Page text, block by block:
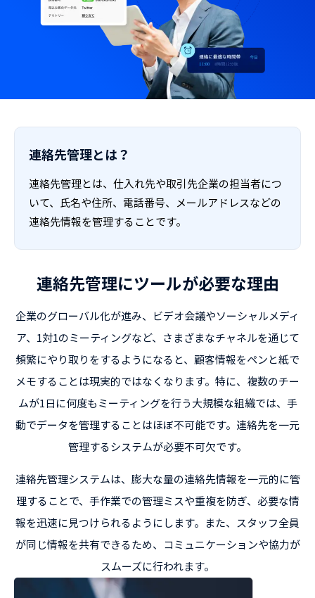
連絡先管理とは？
連絡先管理とは、仕入れ先や取引先企業の担当者につ
いて、氏名や住所、電話番号、メールアドレスなどの
連絡先情報を管理することです。
連絡先管理にツールが必要な理由
企業のグローバル化が進み、ビデオ会議やソーシャルメディ
ア、1対1のミーティングなど、さまざまなチャネルを通じて
頻繁にやり取りをするようになると、顧客情報をペンと紙で
メモすることは現実的ではなくなります。特に、複数のチー
ムが1日に何度もミーティングを行う大規模な組織では、手
動でデータを管理することはほぼ不可能です。連絡先を一元
管理するシステムが必要不可欠です。
連絡先管理システムは、膨大な量の連絡先情報を一元的に管
理することで、手作業での管理ミスや重複を防ぎ、必要な情
報を迅速に見つけられるようにします。また、スタッフ全員
が同じ情報を共有できるため、コミュニケーションや協力が
スムーズに行われます。